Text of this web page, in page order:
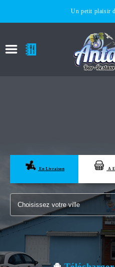
Un petit plaisir
LA CARTE
VOTRE COMPTE
NOTRE RESTAURANT
VOS AVIS
MENTIONS LÉGALES
En Livraison A